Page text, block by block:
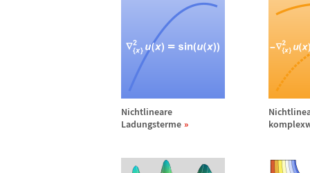
Nichtlineare
Ladungsterme